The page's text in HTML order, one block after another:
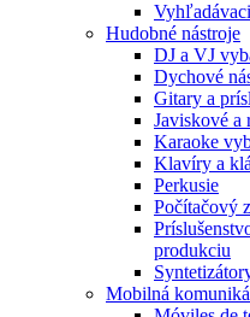
Hudobné nástroje
DJ a VJ
Dychové
Gitary a
Javiskové a
Karaoke
Klavíry a
Perkusie
Počítačový
produkciu
Mobilná